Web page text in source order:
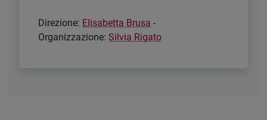
Direzione: Elisabetta Brusa -
Organizzazione: Silvia Rigato